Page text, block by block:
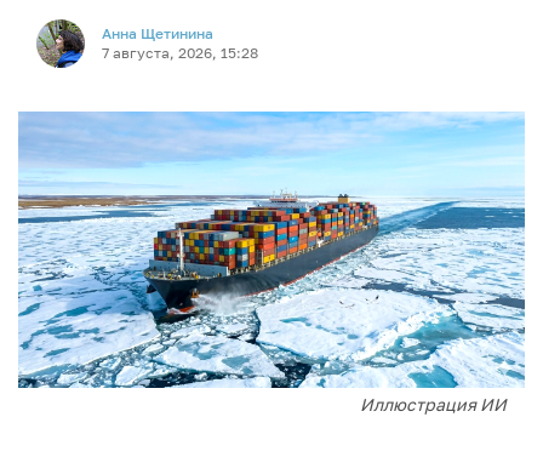
Анна Щетинина
7 августа, 2026, 15:28
Иллюстрация ИИ